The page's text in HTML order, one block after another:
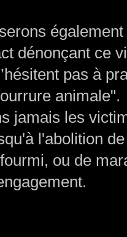
dénonçant ce
pas à
animale".
jamais les
l'abolition
ou de